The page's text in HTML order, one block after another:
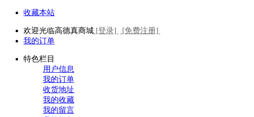
收藏本站
欢迎光临高德真商城 [登录]
[免费注册]
我的订单
特色栏目
用户信息
我的订单
收货地址
我的收藏
我的留言